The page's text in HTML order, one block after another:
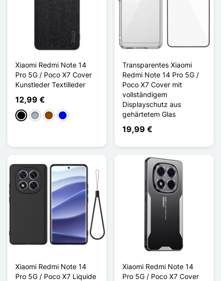
Xiaomi Redmi Note 14
Pro 5G / Poco X7 Cover
Kunstleder Textilleder
12,99 €
Schwarz
GrauBraunBlau
Transparentes Xiaomi
Redmi Note 14 Pro 5G /
Poco X7 Cover mit
vollständigem
Displayschutz aus
gehärtetem Glas
19,99 €
Xiaomi Redmi Note 14
Pro 5G / Poco X7 Liquide
Xiaomi Redmi Note 14
Pro 5G / Poco X7 Cover